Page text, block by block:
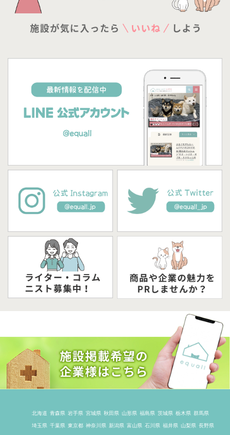
北海道 青森県 岩手県 宮城県 秋田県 山形県 福島県 茨城県 栃木県 群馬県
埼玉県 千葉県 東京都 神奈川県 新潟県 富山県 石川県 福井県 山梨県 長野県